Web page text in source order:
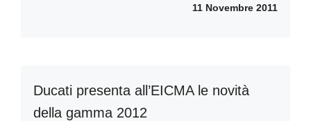
11 Novembre 2011
Ducati presenta all’EICMA le novità
della gamma 2012